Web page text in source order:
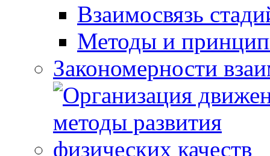
Взаимосвязь
Методы и
Закономерности